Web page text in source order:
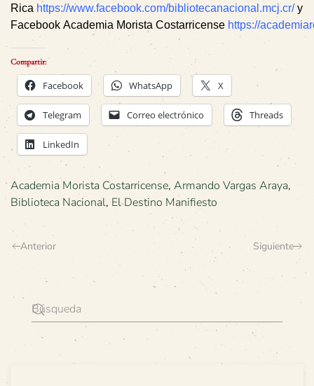
Rica https://www.facebook.com/bibliotecanacional.mcj.cr/y
Facebook Academia Morista Costarricense https://
Compartir:
Facebook WhatsApp X
Telegram Correo electrónico Threads
LinkedIn
Academia Morista Costarricense, Armando Vargas Araya,
Biblioteca Nacional, El Destino Manifiesto
Anterior Siguiente